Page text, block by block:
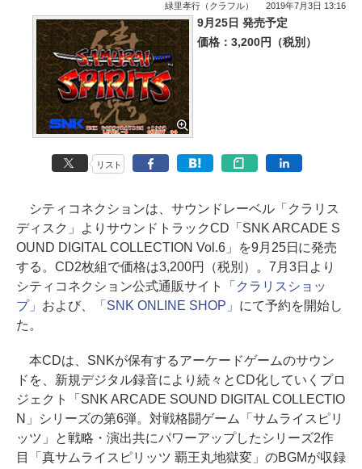
緑里孝行（クラフル） 2019年7月3日 13:16
9月25日 発売予定
価格：3,200円（税別）
リスト
シティコネクションは、サウンドレーベル「クラリス
ディスク」よりサウンドトラックCD「SNK ARCADE S
OUND DIGITAL COLLECTION Vol.6」を9月25日に発売
する。CD2枚組で価格は3,200円（税別）。7月3日より
シティコネクション公式通販サイト
「クラリスショッ
プ」 および、 「SNK ONLINE SHOP」 にて予約を開始し
た。
本CDは、SNKが保有するアーケードゲームのサウン
ドを、新規デジタル録音により続々とCD化していくプロ
ジェクト「SNK ARCADE SOUND DIGITAL COLLECTIO
N」シリーズの第6弾。対戦格闘ゲーム「サムライスピリ
ッツ」と戦略・演出共にパワーアップしたシリーズ2作
目「真サムライスピリッツ 覇王丸地獄変」のBGMが収録